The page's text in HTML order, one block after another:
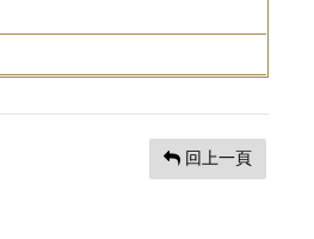
回上一頁